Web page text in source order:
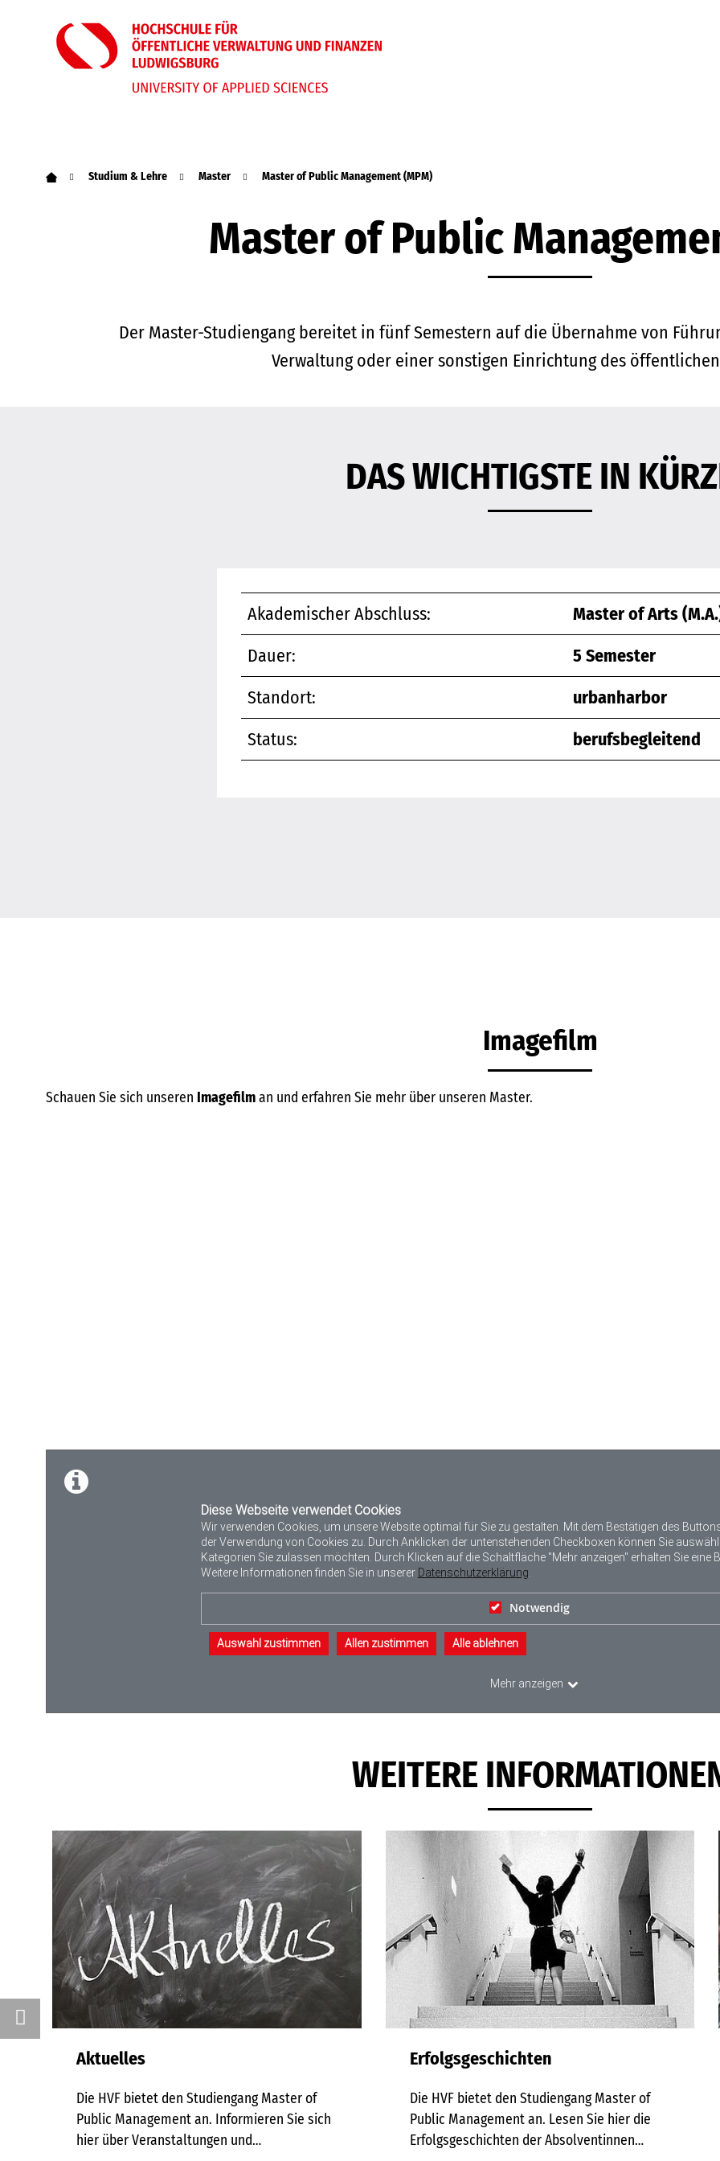
Studium & Lehre Master Master of Public Management (MPM)
Master of Public
Der Master-Studiengang bereitet in fünf Semestern auf die Übernahme von
Verwaltung oder einer sonstigen Einrichtung des
DAS WICHTIGSTE IN
Akademischer Abschluss:
Master of Arts
Dauer:
5 Semester
Standort:
urbanharbor
Status:
berufsbegleitend
Imagefilm
Schauen Sie sich unseren Imagefilman und erfahren Sie mehr über unseren Master.
WEITERE
Aktuelles
Die HVF bietet den Studiengang Master of
Public Management an. Informieren Sie sich
hier über Veranstaltungen und…
Erfolgsgeschichten
Die HVF bietet den Studiengang Master of
Public Management an. Lesen Sie hier die
Erfolgsgeschichten der Absolventinnen…